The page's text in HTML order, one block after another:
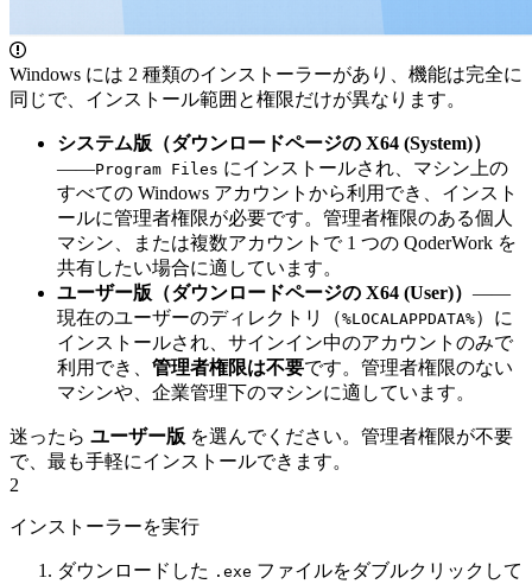
Windows には 2 種類のインストーラーがあり、機能は完全に
同じで、インストール範囲と権限だけが異なります。
システム版（ダウンロードページの X64 (System)）
——Program Files にインストールされ、マシン上の
すべての Windows アカウントから利用でき、インスト
ールに管理者権限が必要です。管理者権限のある個人
マシン、または複数アカウントで 1 つの QoderWork を
共有したい場合に適しています。
ユーザー版（ダウンロードページの X64 (User)） ——
現在のユーザーのディレクトリ（%LOCALAPPDATA%）に
インストールされ、サインイン中のアカウントのみで
利用でき、 管理者権限は不要です。管理者権限のない
マシンや、企業管理下のマシンに適しています。
迷ったら ユーザー版 を選んでください。管理者権限が不要
で、最も手軽にインストールできます。
2
インストーラーを実行
ダウンロードした .exe ファイルをダブルクリックして